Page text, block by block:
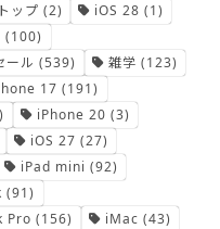
ップ (2) iOS 28 (1)
(100)
ール (539) 雑学 (123)
17 (191)
iPhone 20 (3)
iOS 27 (27)
iPad mini (92)
(91)
Pro (156) iMac (43)